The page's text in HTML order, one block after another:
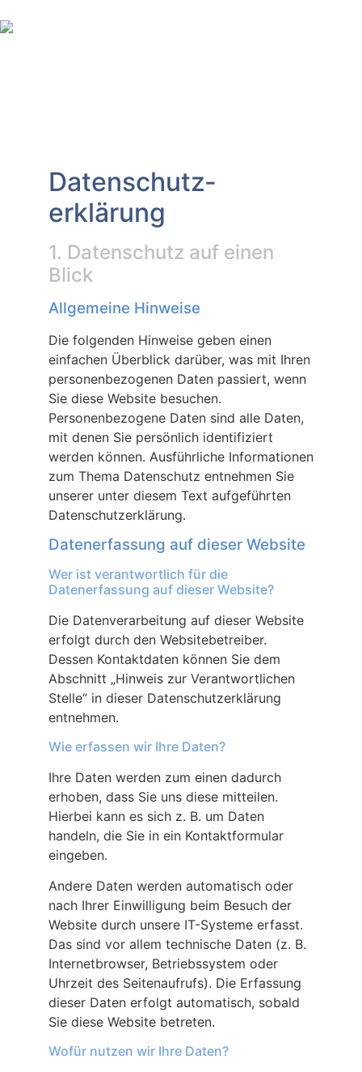
springen
Datenschutz­
erklärung
1. Datenschutz auf einen
Blick
Allgemeine Hinweise
Die folgenden Hinweise geben einen
einfachen Überblick darüber, was mit Ihren
personenbezogenen Daten passiert, wenn
Sie diese Website besuchen.
Personenbezogene Daten sind alle Daten,
mit denen Sie persönlich identifiziert
werden können. Ausführliche Informationen
zum Thema Datenschutz entnehmen Sie
unserer unter diesem Text aufgeführten
Datenschutzerklärung.
Datenerfassung auf dieser Website
Wer ist verantwortlich für die
Datenerfassung auf dieser Website?
Die Datenverarbeitung auf dieser Website
erfolgt durch den Websitebetreiber.
Dessen Kontaktdaten können Sie dem
Abschnitt „Hinweis zur Verantwortlichen
Stelle“ in dieser Datenschutzerklärung
entnehmen.
Wie erfassen wir Ihre Daten?
Ihre Daten werden zum einen dadurch
erhoben, dass Sie uns diese mitteilen.
Hierbei kann es sich z. B. um Daten
handeln, die Sie in ein Kontaktformular
eingeben.
Andere Daten werden automatisch oder
nach Ihrer Einwilligung beim Besuch der
Website durch unsere IT-Systeme erfasst.
Das sind vor allem technische Daten (z. B.
Internetbrowser, Betriebssystem oder
Uhrzeit des Seitenaufrufs). Die Erfassung
dieser Daten erfolgt automatisch, sobald
Sie diese Website betreten.
Wofür nutzen wir Ihre Daten?